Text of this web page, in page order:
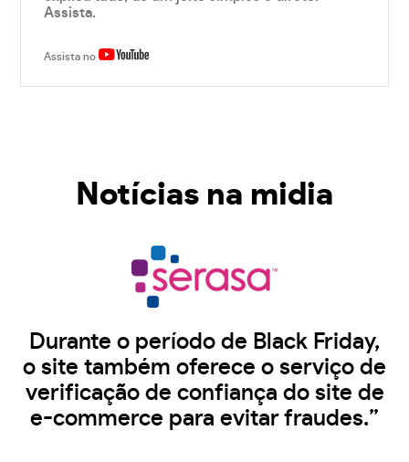
Assista.
Assista no
Notícias na midia
Durante o período de Black Friday,
o site também oferece o serviço de
verificação de confiança do site de
e-commerce para evitar fraudes.”